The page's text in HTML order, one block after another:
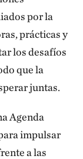
por la
prácticas y
los desafíos
que la
juntas.
Agenda
impulsar
a las